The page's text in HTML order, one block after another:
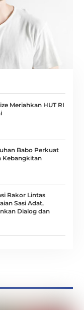
Meriahkan HUT RI
Babo Perkuat
Kebangkitan
Rakor Lintas
Sasi Adat,
Dialog dan